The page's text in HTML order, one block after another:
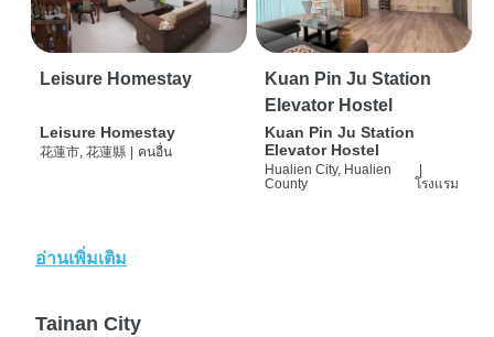
Leisure Homestay
Leisure Homestay
花蓮市, 花蓮縣 คนอื่น
Kuan Pin Ju Station
Elevator Hostel
Kuan Pin Ju Station
Elevator Hostel
Hualien City, Hualien
County
โรงแรม
อ่านเพิ่มเติม
Tainan City